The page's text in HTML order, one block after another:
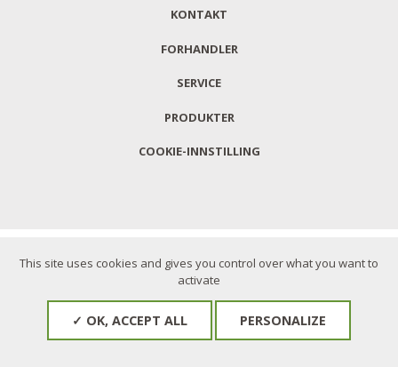
KONTAKT
FORHANDLER
SERVICE
PRODUKTER
COOKIE-INNSTILLING
This site uses cookies and gives you control over what you want to
activate
✓ OK, ACCEPT ALL PERSONALIZE